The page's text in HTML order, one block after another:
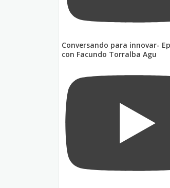
Conversando para innovar-
con Facundo Torralba Agu